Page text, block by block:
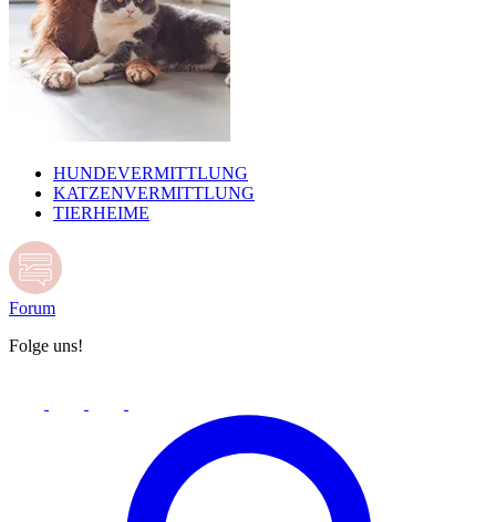
HUNDEVERMITTLUNG
KATZENVERMITTLUNG
TIERHEIME
Forum
Folge uns!